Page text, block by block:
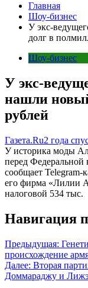
Главная
Шоу-бизнес
У экс-
долг в
Шоу-бизнес
У экс-
нашли
рублей
Газета.Ru2 года
У историка моды
перед
сообщает Telegram-
его фирма «Лилии
налоговой 534 тыс.
Навигация
Предыдущая:
происхождение
Далее: Вторая
Доммараджу и